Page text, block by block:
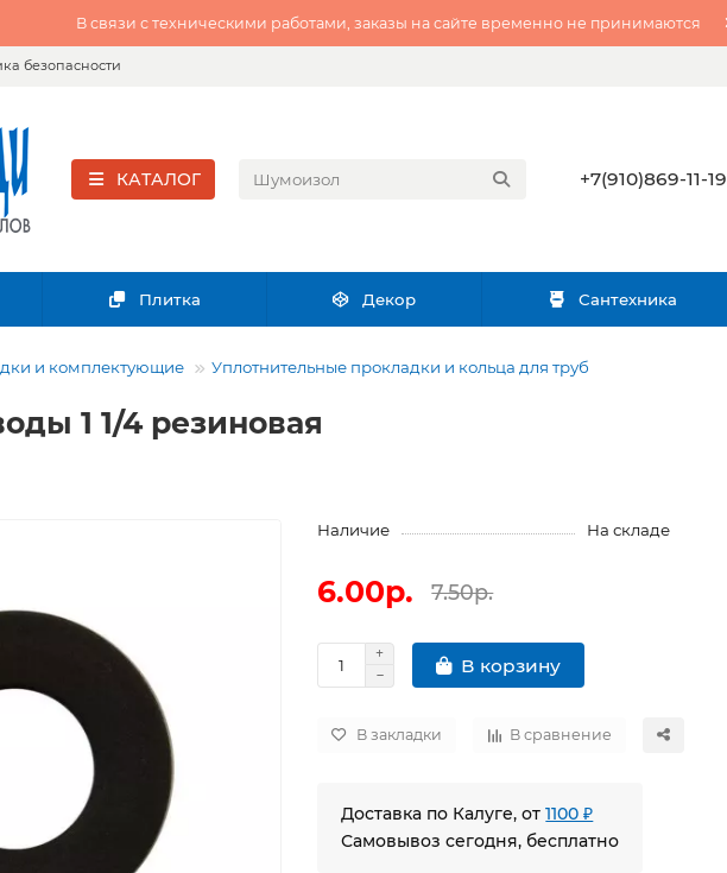
В связи с техническими работами, заказы на сайте временно не принимаются
безопасности
КАТАЛОГ +7(910)869-11-19
Плитка Декор Сантехника
и комплектующие Уплотнительные прокладки и кольца для труб
1 1/4 резиновая
Наличие На складе
6.00р. 7.50р.
В корзину
В закладки В сравнение
Доставка по Калуге, от1100 ₽
Самовывоз сегодня, бесплатно